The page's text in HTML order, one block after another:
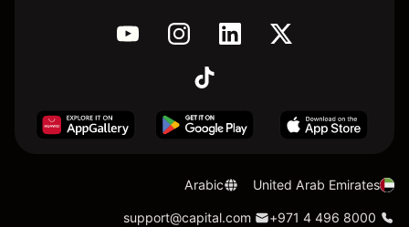
United Arab Emirates
Arabic
+971 4 496 8000
support@capital.com